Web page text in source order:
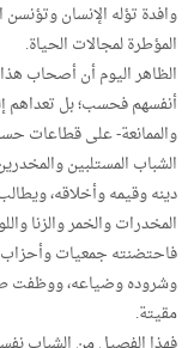
وافدة تؤله الإنسان
المؤطرة لمجالات الحياة.
الظاهر اليوم أن أصحاب
أنفسهم فحسب؛ بل تعداهم
والممانعة- على قطاعات
الشباب المستلبين
دينه وقيمه وأخلاقه،
المخدرات والخمر والزنا
فاحتضنته جمعيات وأحزاب
وشروده وضياعه، ووظفت
مقيتة.